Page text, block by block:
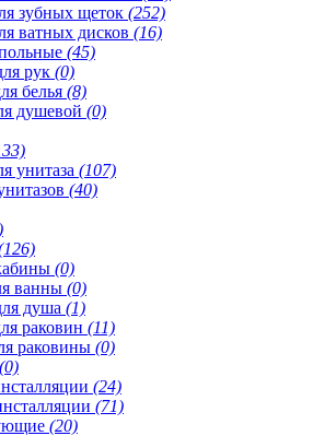
зубных щеток (252)
ватных дисков (16)
(45)
рук (0)
белья (8)
душевой (0)
унитаза (107)
(40)
(0)
ванны (0)
душа (1)
раковин (11)
раковины (0)
(0)
(24)
(71)
(20)